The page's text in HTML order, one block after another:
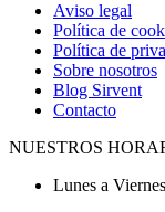
Aviso legal
Política de
Política de
Sobre nosotros
Blog Sirvent
Contacto
NUESTROS
Lunes a Viernes